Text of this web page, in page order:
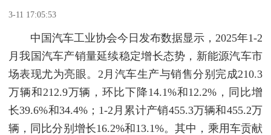
3-11 17:05:53
中国汽车工业协会今日发布数据显示，2025年1-2
月我国汽车产销量延续稳定增长态势，新能源汽车市
场表现尤为亮眼。2月汽车生产与销售分别完成210.3
万辆和212.9万辆，环比下降14.1%和12.2%，同比增
长39.6%和34.4%；1-2月累计产销455.3万辆和455.2万
辆，同比分别增长16.2%和13.1%。其中，乘用车贡献